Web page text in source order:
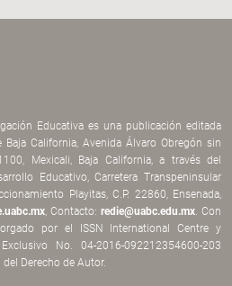
Educativa es una publicación editada
California, Avenida Álvaro Obregón sin
Mexicali, Baja California, a través del
Educativo, Carretera Transpeninsular
Playitas, C.P. 22860, Ensenada,
, Contacto: redie@uabc.edu.mx. Con
por el ISSN International Centre y
No. 04-2016-092212354600-203
Derecho de Autor.